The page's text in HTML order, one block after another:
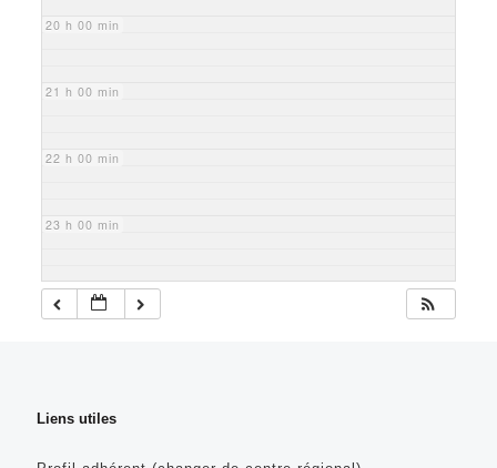
20 h 00 min
21 h 00 min
22 h 00 min
23 h 00 min
Liens utiles